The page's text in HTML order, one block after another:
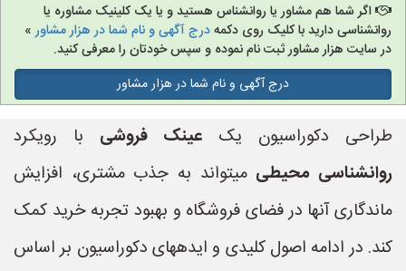
اگر شما هم مشاور یا روانشناس هستید و یا یک کلینیک مشاوره یا
روانشناسی دارید با کلیک روی دکمهدرج آگهی و نام شما در هزار مشاور»
در سایت هزار مشاور ثبت نام نموده و سپس خودتان را معرفی کنید.
درج آگهی و نام شما در هزار مشاور
طراحی دکوراسیون یک عینک فروشی با رویکرد
روانشناسی محیطی میتواند به جذب مشتری، افزایش
ماندگاری آنها در فضای فروشگاه و بهبود تجربه خرید کمک
کند. در ادامه اصول کلیدی و ایدههای دکوراسیون بر اساس